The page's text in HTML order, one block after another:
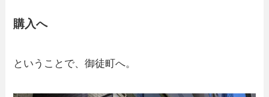
購入へ
ということで、御徒町へ。